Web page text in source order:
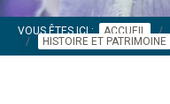
VOUS ÊTES ICI : ACCUEIL
HISTOIRE ET PATRIMOINE